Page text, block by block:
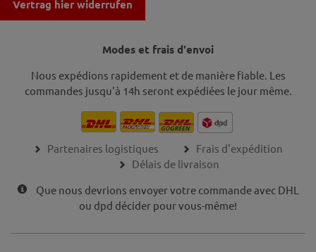
Vertrag hier widerrufen
Modes et frais d'envoi
Nous expédions rapidement et de manière fiable. Les
commandes jusqu'à 14h seront expédiées le jour même.
Partenaires logistiques
Frais d'expédition
Délais de livraison
Que nous devrions envoyer votre commande avec DHL
ou dpd décider pour vous-même!